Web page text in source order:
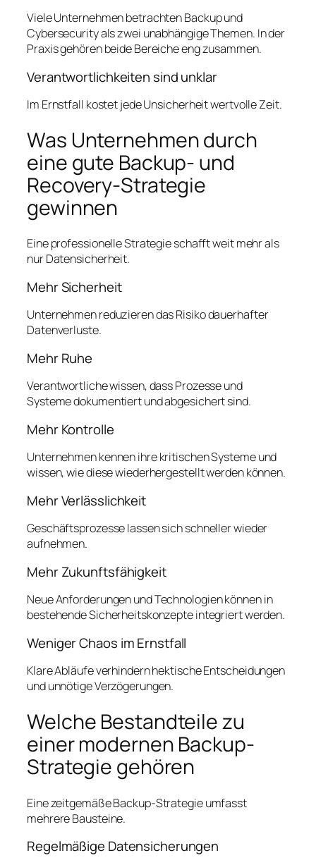
Viele Unternehmen betrachten Backup und
Cybersecurity als zwei unabhängige Themen. In der
Praxis gehören beide Bereiche eng zusammen.
Verantwortlichkeiten sind unklar
Im Ernstfall kostet jede Unsicherheit wertvolle Zeit.
Was Unternehmen durch
eine gute Backup- und
Recovery-Strategie
gewinnen
Eine professionelle Strategie schafft weit mehr als
nur Datensicherheit.
Mehr Sicherheit
Unternehmen reduzieren das Risiko dauerhafter
Datenverluste.
Mehr Ruhe
Verantwortliche wissen, dass Prozesse und
Systeme dokumentiert und abgesichert sind.
Mehr Kontrolle
Unternehmen kennen ihre kritischen Systeme und
wissen, wie diese wiederhergestellt werden können.
Mehr Verlässlichkeit
Geschäftsprozesse lassen sich schneller wieder
aufnehmen.
Mehr Zukunftsfähigkeit
Neue Anforderungen und Technologien können in
bestehende Sicherheitskonzepte integriert werden.
Weniger Chaos im Ernstfall
Klare Abläufe verhindern hektische Entscheidungen
und unnötige Verzögerungen.
Welche Bestandteile zu
einer modernen Backup-
Strategie gehören
Eine zeitgemäße Backup-Strategie umfasst
mehrere Bausteine.
Regelmäßige Datensicherungen